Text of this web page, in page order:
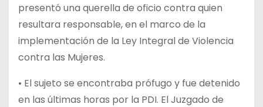
presentó una querella de oficio contra quien
resultara responsable, en el marco de la
implementación de la Ley Integral de Violencia
contra las Mujeres.
• El sujeto se encontraba prófugo y fue detenido
en las últimas horas por la PDI. El Juzgado de